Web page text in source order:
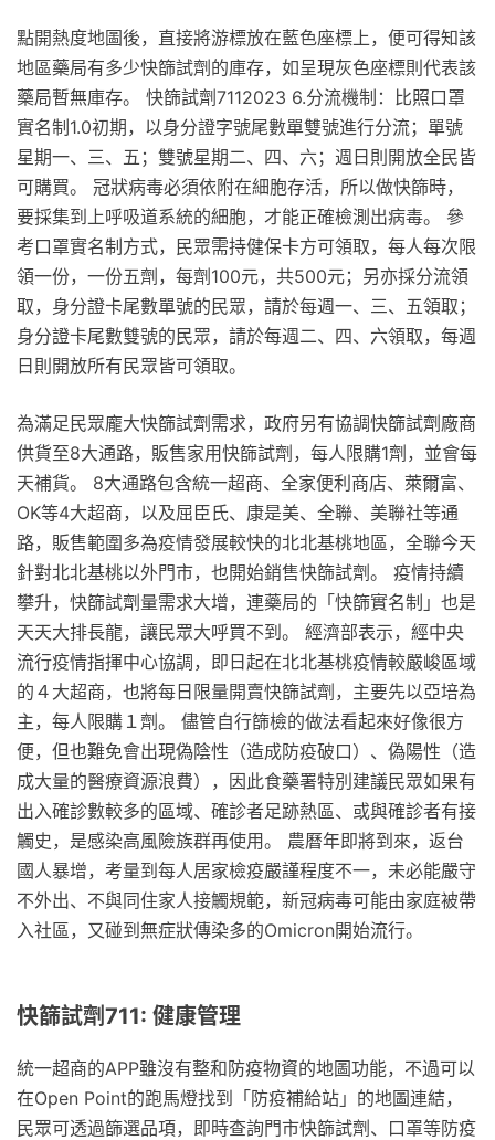
點開熱度地圖後，直接將游標放在藍色座標上，便可得知該
地區藥局有多少快篩試劑的庫存，如呈現灰色座標則代表該
藥局暫無庫存。 快篩試劑7112023 6.分流機制：比照口罩
實名制1.0初期，以身分證字號尾數單雙號進行分流；單號
星期一、三、五；雙號星期二、四、六；週日則開放全民皆
可購買。 冠狀病毒必須依附在細胞存活，所以做快篩時，
要採集到上呼吸道系統的細胞，才能正確檢測出病毒。 參
考口罩實名制方式，民眾需持健保卡方可領取，每人每次限
領一份，一份五劑，每劑100元，共500元；另亦採分流領
取，身分證卡尾數單號的民眾，請於每週一、三、五領取；
身分證卡尾數雙號的民眾，請於每週二、四、六領取，每週
日則開放所有民眾皆可領取。
為滿足民眾龐大快篩試劑需求，政府另有協調快篩試劑廠商
供貨至8大通路，販售家用快篩試劑，每人限購1劑，並會每
天補貨。 8大通路包含統一超商、全家便利商店、萊爾富、
OK等4大超商，以及屈臣氏、康是美、全聯、美聯社等通
路，販售範圍多為疫情發展較快的北北基桃地區，全聯今天
針對北北基桃以外門市，也開始銷售快篩試劑。 疫情持續
攀升，快篩試劑量需求大增，連藥局的「快篩實名制」也是
天天大排長龍，讓民眾大呼買不到。 經濟部表示，經中央
流行疫情指揮中心協調，即日起在北北基桃疫情較嚴峻區域
的４大超商，也將每日限量開賣快篩試劑，主要先以亞培為
主，每人限購１劑。 儘管自行篩檢的做法看起來好像很方
便，但也難免會出現偽陰性（造成防疫破口）、偽陽性（造
成大量的醫療資源浪費），因此食藥署特別建議民眾如果有
出入確診數較多的區域、確診者足跡熱區、或與確診者有接
觸史，是感染高風險族群再使用。 農曆年即將到來，返台
國人暴增，考量到每人居家檢疫嚴謹程度不一，未必能嚴守
不外出、不與同住家人接觸規範，新冠病毒可能由家庭被帶
入社區，又碰到無症狀傳染多的Omicron開始流行。
快篩試劑711: 健康管理
統一超商的APP雖沒有整和防疫物資的地圖功能，不過可以
在Open Point的跑馬燈找到「防疫補給站」的地圖連結，
民眾可透過篩選品項，即時查詢門市快篩試劑、口罩等防疫